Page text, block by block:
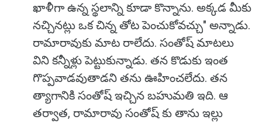
ఖాళీగా ఉన్న స్థలాన్ని కూడా కొన్నాను. అక్కడ మీకు
నచ్చినట్లు ఒక చిన్న తోట పెంచుకోవచ్చు" అన్నాడు.
రామారావుకు మాట రాలేదు. సంతోష్ మాటలు
విని కన్నీళ్లు పెట్టుకున్నాడు. తన కొడుకు ఇంత
గొప్పవాడవుతాడని తను ఊహించలేదు. తన
త్యాగానికి సంతోష్ ఇచ్చిన బహుమతి ఇది. ఆ
తర్వాత, రామారావు సంతోష్ కు తాను ఇల్లు